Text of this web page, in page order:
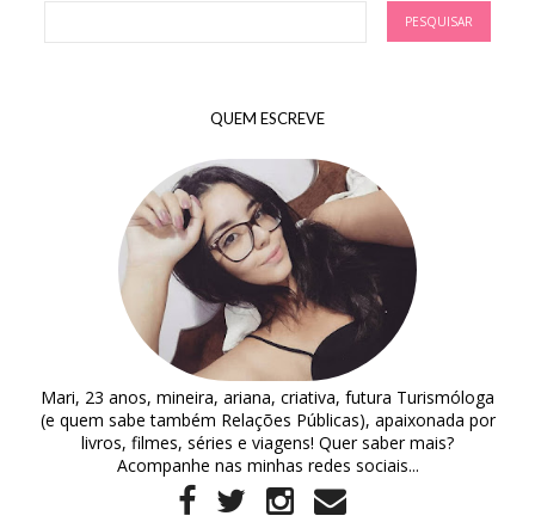
QUEM ESCREVE
Mari, 23 anos, mineira, ariana, criativa, futura Turismóloga
(e quem sabe também Relações Públicas), apaixonada por
livros, filmes, séries e viagens! Quer saber mais?
Acompanhe nas minhas redes sociais...